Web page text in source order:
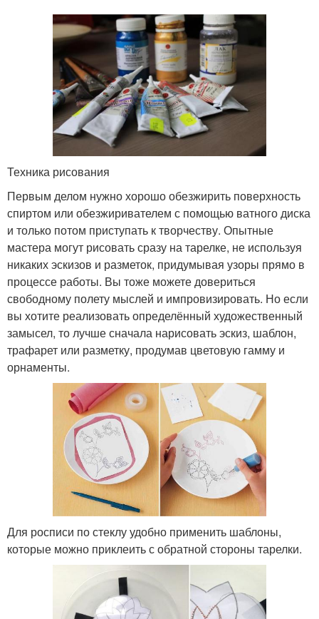
Техника рисования
Первым делом нужно хорошо обезжирить поверхность
спиртом или обезжиривателем с помощью ватного диска
и только потом приступать к творчеству. Опытные
мастера могут рисовать сразу на тарелке, не используя
никаких эскизов и разметок, придумывая узоры прямо в
процессе работы. Вы тоже можете довериться
свободному полету мыслей и импровизировать. Но если
вы хотите реализовать определённый художественный
замысел, то лучше сначала нарисовать эскиз, шаблон,
трафарет или разметку, продумав цветовую гамму и
орнаменты.
Для росписи по стеклу удобно применить шаблоны,
которые можно приклеить с обратной стороны тарелки.